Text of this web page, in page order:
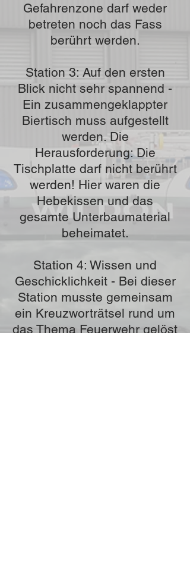
Gefahrenzone darf weder
betreten noch das Fass
berührt werden.
Station 3: Auf den ersten
Blick nicht sehr spannend -
Ein zusammengeklappter
Biertisch muss aufgestellt
werden. Die
Herausforderung: Die
Tischplatte darf nicht berührt
werden! Hier waren die
Hebekissen und das
gesamte Unterbaumaterial
beheimatet.
Station 4: Wissen und
Geschicklichkeit - Bei dieser
Station musste gemeinsam
ein Kreuzworträtsel rund um
das Thema Feuerwehr gelöst